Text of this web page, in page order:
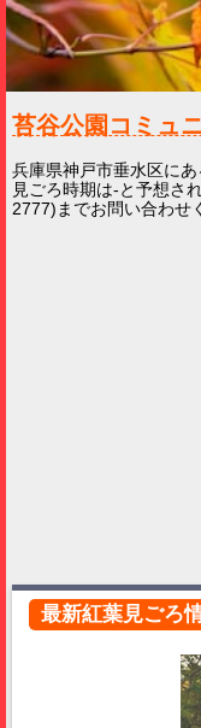
苔谷公園コミュ
兵庫県神戸市垂水区に
見ごろ時期は-と予想さ
2777)までお問い合わせ
最新紅葉見ごろ